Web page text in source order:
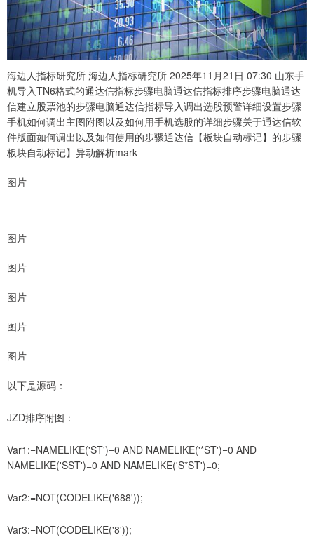
海边人指标研究所 海边人指标研究所 2025年11月21日 07:30 山东手
机导入TN6格式的通达信指标步骤电脑通达信指标排序步骤电脑通达
信建立股票池的步骤电脑通达信指标导入调出选股预警详细设置步骤
手机如何调出主图附图以及如何用手机选股的详细步骤关于通达信软
件版面如何调出以及如何使用的步骤通达信【板块自动标记】的步骤
板块自动标记】异动解析mark
图片
图片
图片
图片
图片
图片
以下是源码：
JZD排序附图：
Var1:=NAMELIKE('ST')=0 AND NAMELIKE('*ST')=0 AND
NAMELIKE('SST')=0 AND NAMELIKE('S*ST')=0;
Var2:=NOT(CODELIKE('688'));
Var3:=NOT(CODELIKE('8'));